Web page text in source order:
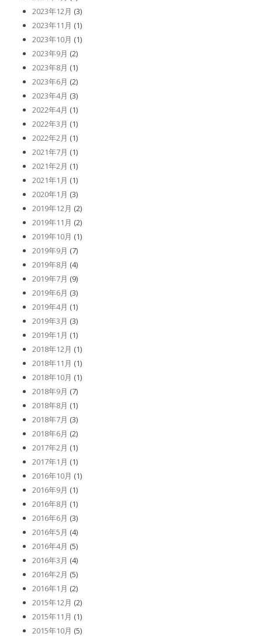
2023年12月 (3)
2023年11月 (1)
2023年10月 (1)
2023年9月 (2)
2023年8月 (1)
2023年6月 (2)
2023年4月 (3)
2022年4月 (1)
2022年3月 (1)
2022年2月 (1)
2021年7月 (1)
2021年2月 (1)
2021年1月 (1)
2020年1月 (3)
2019年12月 (2)
2019年11月 (2)
2019年10月 (1)
2019年9月 (7)
2019年8月 (4)
2019年7月 (9)
2019年6月 (3)
2019年4月 (1)
2019年3月 (3)
2019年1月 (1)
2018年12月 (1)
2018年11月 (1)
2018年10月 (1)
2018年9月 (7)
2018年8月 (1)
2018年7月 (3)
2018年6月 (2)
2017年2月 (1)
2017年1月 (1)
2016年10月 (1)
2016年9月 (1)
2016年8月 (1)
2016年6月 (3)
2016年5月 (4)
2016年4月 (5)
2016年3月 (4)
2016年2月 (5)
2016年1月 (2)
2015年12月 (2)
2015年11月 (1)
2015年10月 (5)